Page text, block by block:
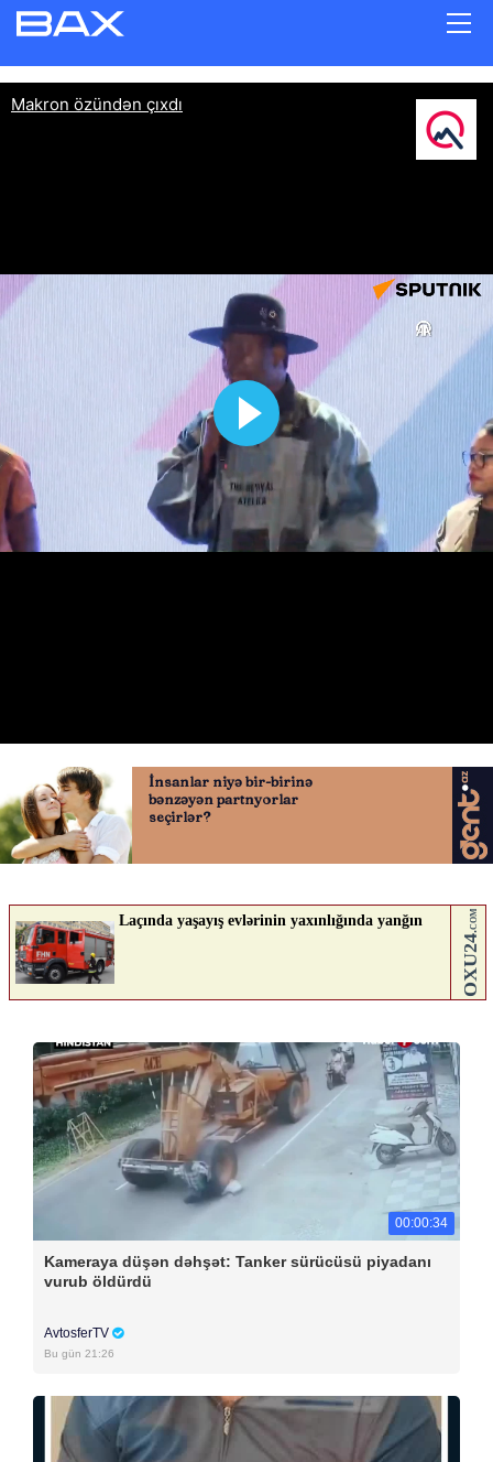
Makron özündən çıxdı
00:00:34
Kameraya düşən dəhşət: Tanker sürücüsü piyadanı
vurub öldürdü
AvtosferTV
Bu gün 21:26